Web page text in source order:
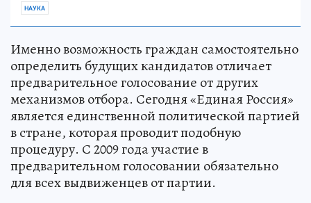
НАУКА
Именно возможность граждан самостоятельно
определить будущих кандидатов отличает
предварительное голосование от других
механизмов отбора. Сегодня «Единая Россия»
является единственной политической партией
в стране, которая проводит подобную
процедуру. С 2009 года участие в
предварительном голосовании обязательно
для всех выдвиженцев от партии.